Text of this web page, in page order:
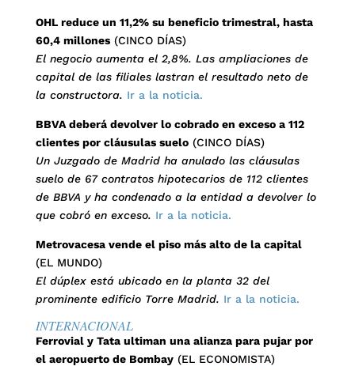
OHL reduce un 11,2% su beneficio trimestral, hasta
60,4 millones(CINCO DÍAS)
El negocio aumenta el 2,8%. Las ampliaciones de
capital de las filiales lastran el resultado neto de
la constructora. Ir a la noticia.
BBVA deberá devolver lo cobrado en exceso a 112
clientes por cláusulas suelo(CINCO DÍAS)
Un Juzgado de Madrid ha anulado las cláusulas
suelo de 67 contratos hipotecarios de 112 clientes
de BBVA y ha condenado a la entidad a devolver lo
que cobró en exceso. Ir a la noticia.
Metrovacesa vende el piso más alto de la capital
(EL MUNDO)
El dúplex está ubicado en la planta 32 del
prominente edificio Torre Madrid. Ir a la noticia.
INTERNACIONAL
Ferrovial y Tata ultiman una alianza para pujar por
el aeropuerto de Bombay(EL ECONOMISTA)